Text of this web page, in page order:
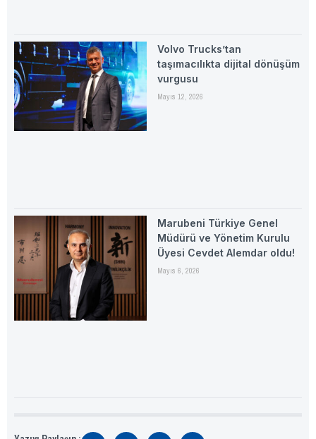
Volvo Trucks’tan
taşımacılıkta dijital dönüşüm
vurgusu
Mayıs 12, 2026
Marubeni Türkiye Genel
Müdürü ve Yönetim Kurulu
Üyesi Cevdet Alemdar oldu!
Mayıs 6, 2026